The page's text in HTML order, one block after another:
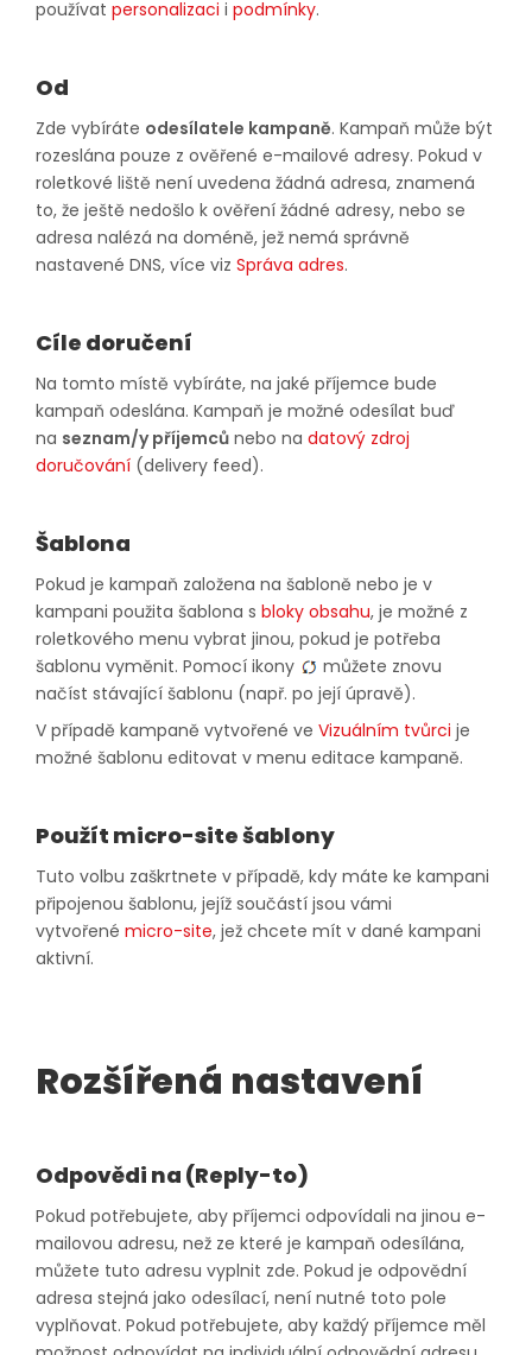
používat personalizaci i podmínky.
Od
Zde vybíráte odesílatele kampaně. Kampaň může být
rozeslána pouze z ověřené e-mailové adresy. Pokud v
roletkové liště není uvedena žádná adresa, znamená
to, že ještě nedošlo k ověření žádné adresy, nebo se
adresa nalézá na doméně, jež nemá správně
nastavené DNS, více viz Správa adres.
Cíle doručení
Na tomto místě vybíráte, na jaké příjemce bude
kampaň odeslána. Kampaň je možné odesílat buď
na seznam/y příjemců nebo na datový zdroj
doručování (delivery feed).
Šablona
Pokud je kampaň založena na šabloně nebo je v
kampani použita šablona s bloky obsahu, je možné z
roletkového menu vybrat jinou, pokud je potřeba
šablonu vyměnit. Pomocí ikony
můžete znovu
načíst stávající šablonu (např. po její úpravě).
V případě kampaně vytvořené ve Vizuálním tvůrci je
možné šablonu editovat v menu editace kampaně.
Použít micro-site šablony
Tuto volbu zaškrtnete v případě, kdy máte ke kampani
připojenou šablonu, jejíž součástí jsou vámi
vytvořené micro-site, jež chcete mít v dané kampani
aktivní.
Rozšířená nastavení
Odpovědi na (Reply-to)
Pokud potřebujete, aby příjemci odpovídali na jinou e-
mailovou adresu, než ze které je kampaň odesílána,
můžete tuto adresu vyplnit zde. Pokud je odpovědní
adresa stejná jako odesílací, není nutné toto pole
vyplňovat. Pokud potřebujete, aby každý příjemce měl